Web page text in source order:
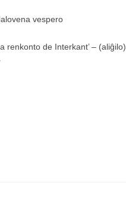
vespero
renkonto de Interkant’ – (aliĝilo)